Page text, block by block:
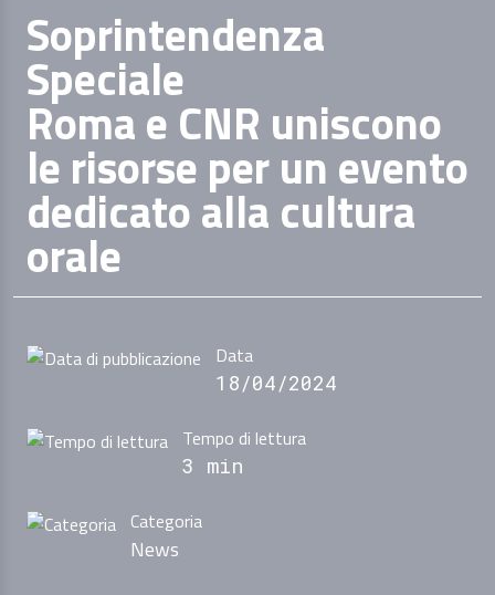
Soprintendenza
Speciale
Roma e CNR uniscono
le risorse per un evento
dedicato alla cultura
orale
Data
18/04/2024
Tempo di lettura
3 min
Categoria
News